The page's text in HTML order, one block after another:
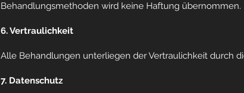
Behandlungsmethoden wird keine Haftung übernommen.
6. Vertraulichkeit
Alle Behandlungen unterliegen der Vertraulichkeit durch
7. Datenschutz